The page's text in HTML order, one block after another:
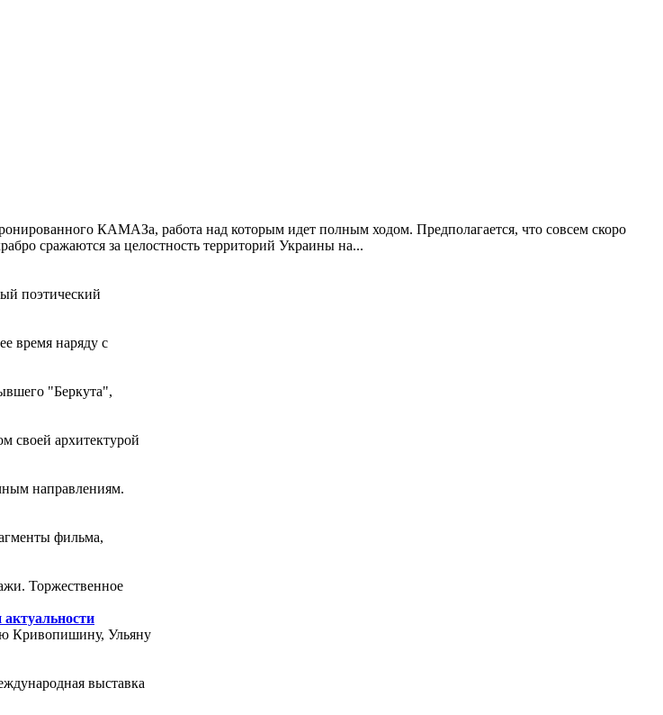
КАМАЗа, работа над которым идет полным ходом. Предполагается, что совсем скоро
сражаются за целостность территорий Украины на...
поэтический
время наряду с
"Беркута",
своей архитектурой
направлениям.
фильма,
Торжественное
Кривопишину, Ульяну
выставка